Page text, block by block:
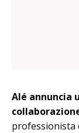
Alé annuncia
professionista